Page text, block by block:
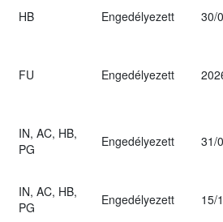
HB Engedélyezett
30/
FU Engedélyezett
IN, AC, HB,
PG
Engedélyezett 31/
IN, AC, HB,
PG
Engedélyezett 15/